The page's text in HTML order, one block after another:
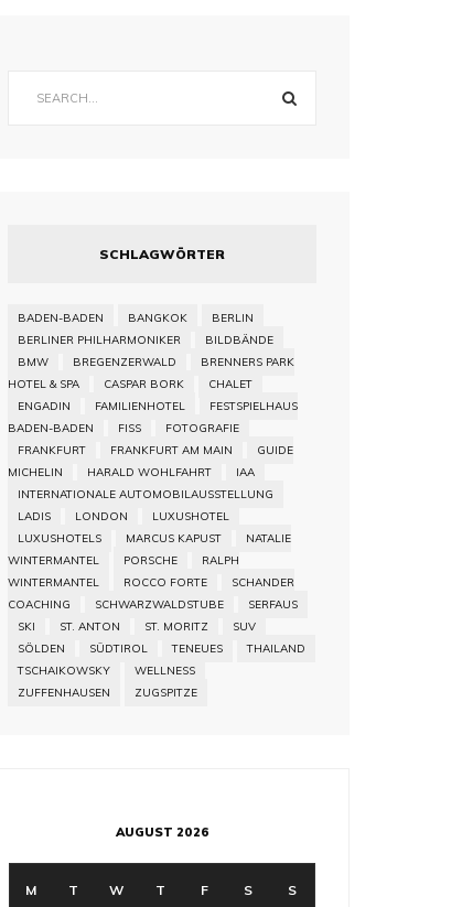
SCHLAGWÖRTER
BADEN-BADEN BANGKOK
BERLIN
BERLINER PHILHARMONIKER
BILDBÄNDE
BMW
BREGENZERWALD
BRENNERS PARK
HOTEL & SPA
CASPAR BORK
CHALET
ENGADIN
FAMILIENHOTEL
FESTSPIELHAUS
BADEN-BADEN
FISS
FOTOGRAFIE
FRANKFURT
FRANKFURT AM MAIN
GUIDE
MICHELIN
HARALD WOHLFAHRT
IAA
INTERNATIONALE AUTOMOBILAUSSTELLUNG
LADIS
LONDON
LUXUSHOTEL
LUXUSHOTELS
MARCUS KAPUST
NATALIE
WINTERMANTEL
PORSCHE
RALPH
WINTERMANTEL
ROCCO FORTE
SCHANDER
COACHING
SCHWARZWALDSTUBE
SERFAUS
SKI
ST. ANTON ST. MORITZ
SUV
SÖLDEN
SÜDTIROL TENEUES
THAILAND
TSCHAIKOWSKY
WELLNESS
ZUFFENHAUSEN
ZUGSPITZE
AUGUST 2026
M T W T F S S